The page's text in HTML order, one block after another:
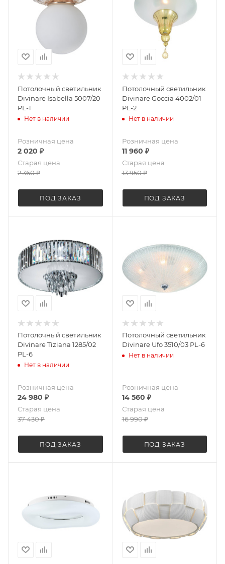
Потолочный светильник
Divinare Isabella 5007/20
PL-1
Нет в наличии
Розничная цена
2 020 ₽
Старая цена
2 360₽
ПОД ЗАКАЗ
Потолочный светильник
Divinare Goccia 4002/01
PL-2
Нет в наличии
Розничная цена
11 960 ₽
Старая цена
13 950₽
ПОД ЗАКАЗ
Потолочный светильник
Divinare Tiziana 1285/02
PL-6
Нет в наличии
Розничная цена
24 980 ₽
Старая цена
37 430₽
ПОД ЗАКАЗ
Потолочный светильник
Divinare Ufo 3510/03 PL-6
Нет в наличии
Розничная цена
14 560 ₽
Старая цена
16 990₽
ПОД ЗАКАЗ